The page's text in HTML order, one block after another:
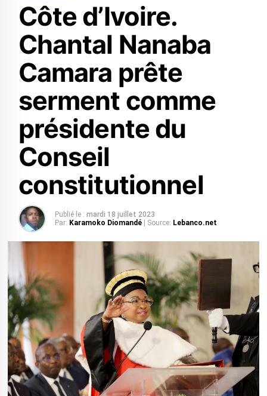
Côte d’Ivoire.
Chantal Nanaba
Camara prête
serment comme
présidente du
Conseil
constitutionnel
Publié le : mardi 18 juillet 2023
Par: Karamoko Diomandé | Source: Lebanco.net